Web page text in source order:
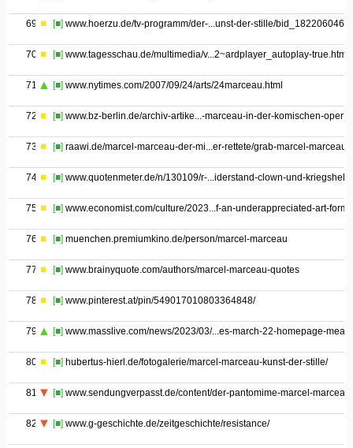
69 [■] www.hoerzu.de/tv-programm/der-...unst-der-stille/bid_182206046/
70 [■] www.tagesschau.de/multimedia/v...2~ardplayer_autoplay-true.html
71 [■] www.nytimes.com/2007/09/24/arts/24marceau.html
72 [■] www.bz-berlin.de/archiv-artike...-marceau-in-der-komischen-oper
73 [■] raawi.de/marcel-marceau-der-mi...er-rettete/grab-marcel-marceau
74 [■] www.quotenmeter.de/n/130109/r-...iderstand-clown-und-kriegsheld
75 [■] www.economist.com/culture/2023...f-an-underappreciated-art-form
76 [■] muenchen.premiumkino.de/person/marcel-marceau
77 [■] www.brainyquote.com/authors/marcel-marceau-quotes
78 [■] www.pinterest.at/pin/549017010803364848/
79 [■] www.masslive.com/news/2023/03/...es-march-22-homepage-
80 [■] hubertus-hierl.de/fotogalerie/marcel-marceau-kunst-der-stille/
81 [■] www.sendungverpasst.de/content/der-pantomime-marcel-marceau
82 [■] www.g-geschichte.de/zeitgeschichte/resistance/